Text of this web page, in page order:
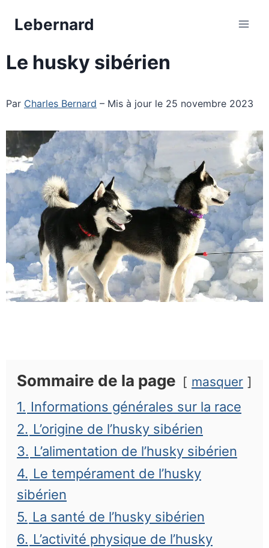
Lebernard
Le husky sibérien
Par Charles Bernard – Mis à jour le 25 novembre 2023
Sommaire de la page masquer
1. Informations générales sur la race
2. L’origine de l’husky sibérien
3. L’alimentation de l’husky sibérien
4. Le tempérament de l’husky
sibérien
5. La santé de l’husky sibérien
6. L’activité physique de l’husky